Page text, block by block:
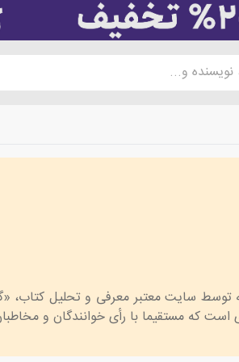
و...
سایت معتبر معرفی و تحلیل کتاب،
است که مستقیما با رأی خوانندگان و